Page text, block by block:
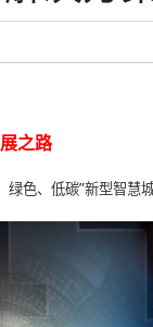
之路
绿色、低碳”新型智慧